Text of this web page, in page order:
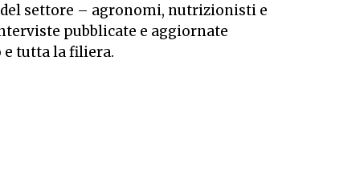
settore – agronomi, nutrizionisti e
pubblicate e aggiornate
tutta la filiera.